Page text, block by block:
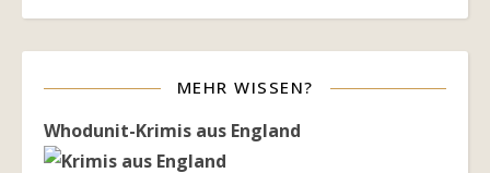
MEHR WISSEN?
Whodunit-Krimis aus England